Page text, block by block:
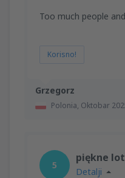
Grzegorz
Polonia, Oktobar
Too much people
Korisno!
5
piękne
Detalji